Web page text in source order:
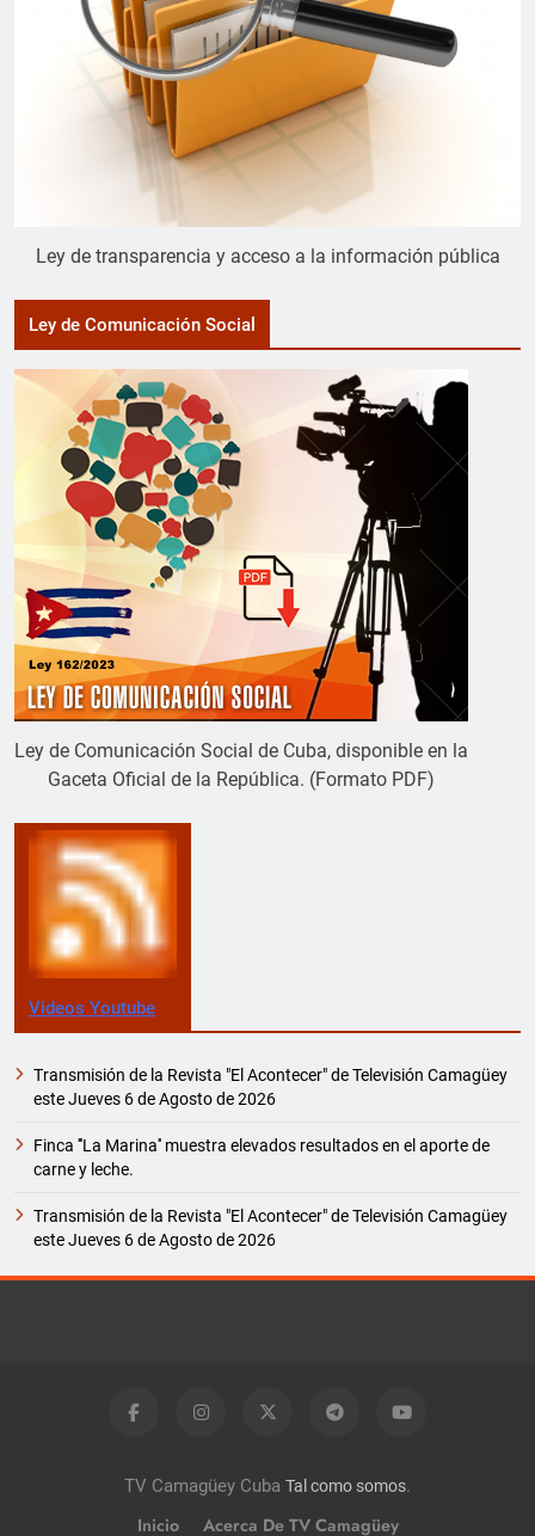
Ley de transparencia y acceso a la información pública
Ley de Comunicación Social
Ley de Comunicación Social de Cuba, disponible en la
Gaceta Oficial de la República. (Formato PDF)
Videos Youtube
Transmisión de la Revista "El Acontecer" de Televisión Camagüey
este Jueves 6 de Agosto de 2026
Finca '''La Marina'' muestra elevados resultados en el aporte de
carne y leche.
Transmisión de la Revista "El Acontecer" de Televisión Camagüey
este Jueves 6 de Agosto de 2026
TV Camagüey Cuba Tal como somos.
Inicio Acerca De TV Camagüey